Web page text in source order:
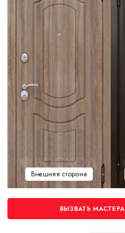
Внешняя сторона
ВЫЗВАТЬ